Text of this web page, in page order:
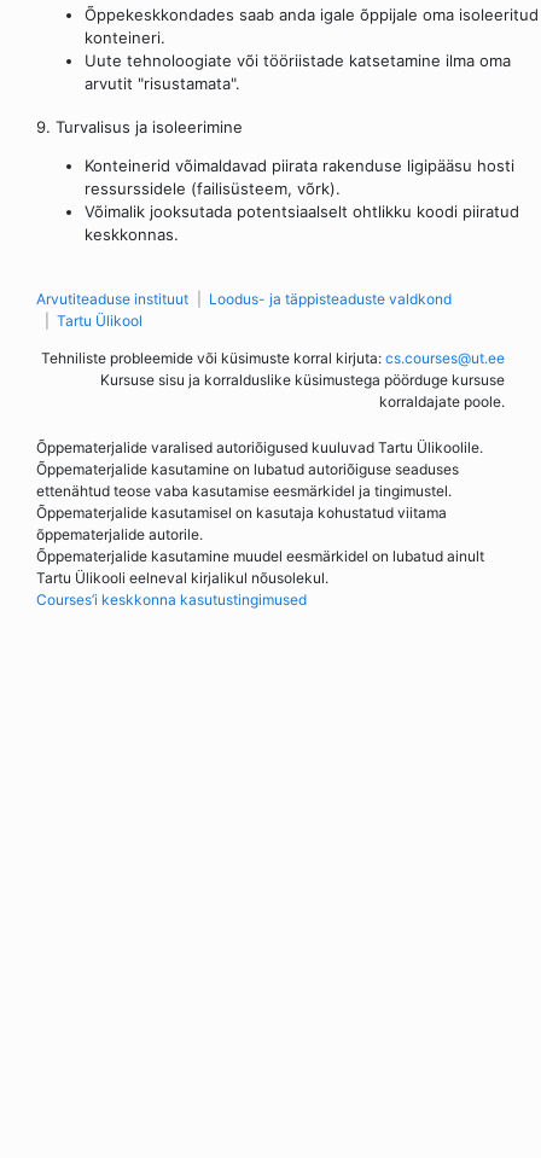
Õppekeskkondades saab anda igale õppijale oma isoleeritud
konteineri.
Uute tehnoloogiate või tööriistade katsetamine ilma oma
arvutit "risustamata".
9. Turvalisus ja isoleerimine
Konteinerid võimaldavad piirata rakenduse ligipääsu hosti
ressurssidele (failisüsteem, võrk).
Võimalik jooksutada potentsiaalselt ohtlikku koodi piiratud
keskkonnas.
Arvutiteaduse instituut
Loodus- ja täppisteaduste valdkond
Tartu Ülikool
Tehniliste probleemide või küsimuste korral kirjuta: cs.courses@ut.ee
Kursuse sisu ja korralduslike küsimustega pöörduge kursuse
korraldajate poole.
Õppematerjalide varalised autoriõigused kuuluvad Tartu Ülikoolile.
Õppematerjalide kasutamine on lubatud autoriõiguse seaduses
ettenähtud teose vaba kasutamise eesmärkidel ja tingimustel.
Õppematerjalide kasutamisel on kasutaja kohustatud viitama
õppematerjalide autorile.
Õppematerjalide kasutamine muudel eesmärkidel on lubatud ainult
Tartu Ülikooli eelneval kirjalikul nõusolekul.
Courses’i keskkonna kasutustingimused